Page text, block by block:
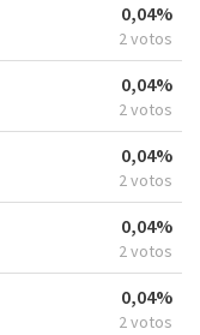
0,04%
2 votos
0,04%
2 votos
0,04%
2 votos
0,04%
2 votos
0,04%
2 votos